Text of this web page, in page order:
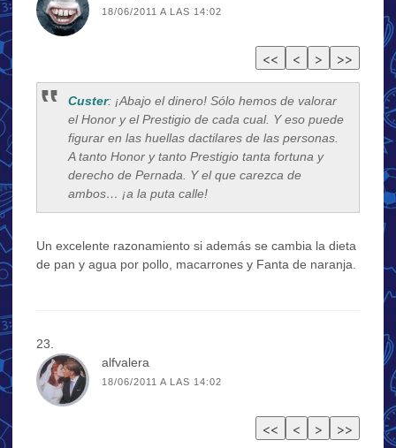
18/06/2011 A LAS 14:02
Custer: ¡Abajo el dinero! Sólo hemos de valorar
el Honor y el Prestigio de cada cual. Y eso puede
figurar en las huellas dactilares de las personas.
A tanto Honor y tanto Prestigio tanta fortuna y
derecho de Pernada. Y el que carezca de
ambos… ¡a la puta calle!
Un excelente razonamiento si además se cambia la dieta
de pan y agua por pollo, macarrones y Fanta de naranja.
alfvalera
18/06/2011 A LAS 14:02